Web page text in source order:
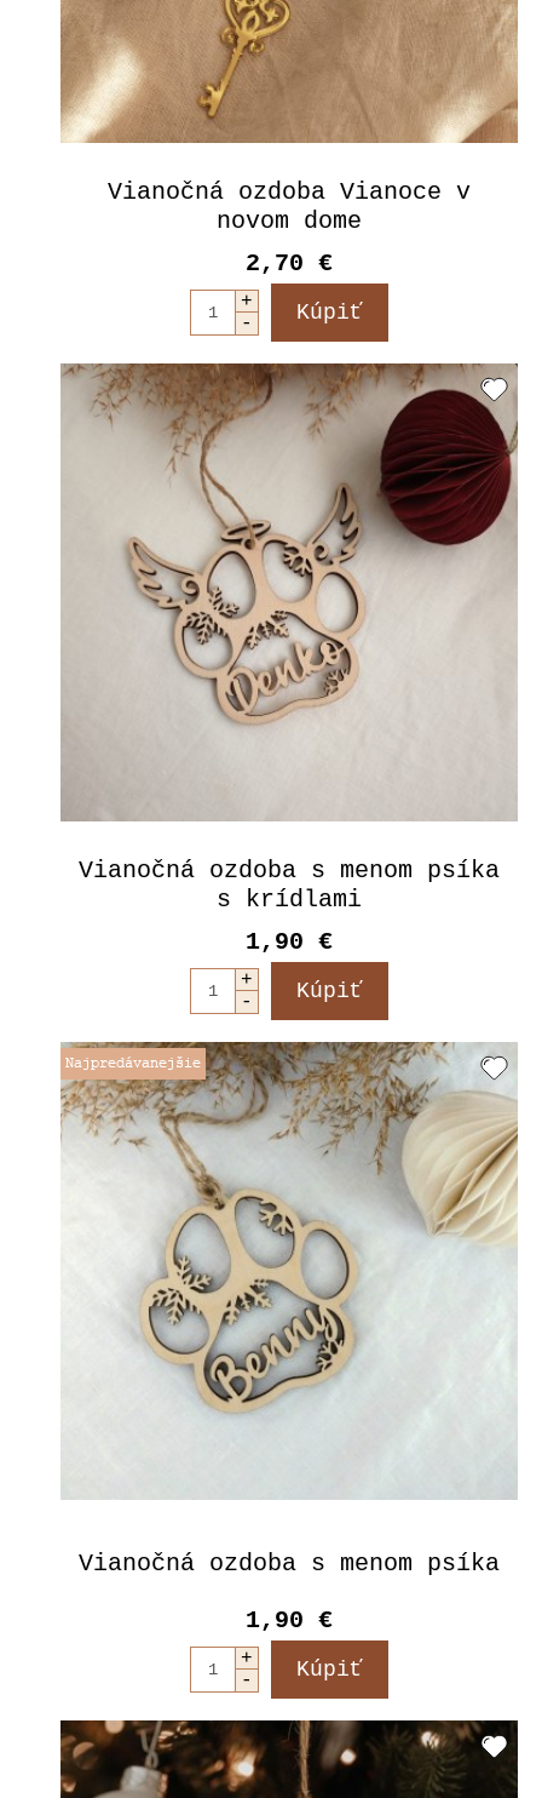
Vianočná ozdoba Vianoce v
novom dome
2,70 €
Vianočná ozdoba s menom psíka
s krídlami
1,90 €
Vianočná ozdoba s menom psíka
1,90 €